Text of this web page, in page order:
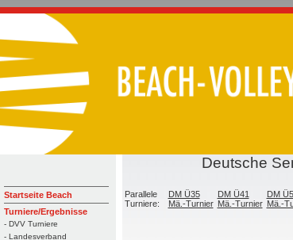
Startseite Beach
Turniere/Ergebnisse
- DVV Turniere
- Landesverband
Deutsche
Parallele
Turniere:
DM Ü35
Mä.-Turnier
DM Ü41
Mä.-Turnier
DM
Mä.-